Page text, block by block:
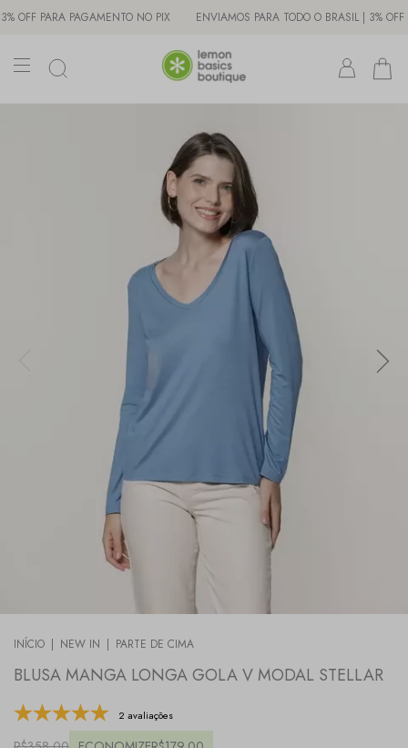
PARA PAGAMENTO NO PIX ENVIAMOS PARA TODO O BRASIL | 3% OFF PARA
INÍCIO | NEW IN | PARTE DE CIMA
BLUSA MANGA LONGA GOLA V MODAL STELLAR
2 avaliações